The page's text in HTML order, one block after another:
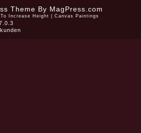
Theme By MagPress.com
To Increase Height Canvas Paintings